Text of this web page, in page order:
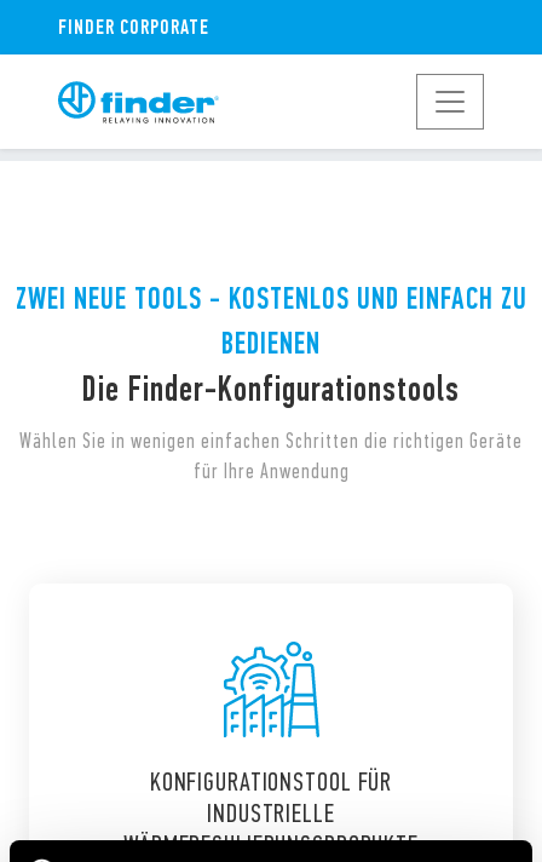
FINDER CORPORATE
ZWEI NEUE TOOLS - KOSTENLOS UND EINFACH ZU
BEDIENEN
Die Finder-Konfigurationstools
Wählen Sie in wenigen einfachen Schritten die richtigen Geräte
für Ihre Anwendung
KONFIGURATIONSTOOL FÜR
INDUSTRIELLE
WÄRMEREGULIERUNGSPRODUKTE